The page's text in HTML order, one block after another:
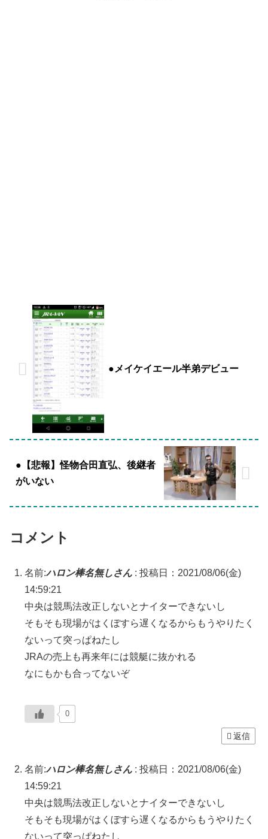
●メイケイエール半弟デビュー
●【悲報】怪物合田直弘、後継者
がいない
コメント
名前:ハロン棒名無しさん : 投稿日：2021/08/06(金)
14:59:21
中央は競馬法改正しないとナイターできないし
そもそも現場がはくぼすら遅くなるからもうやりたく
ないって突っぱねたし
JRAの売上も再来年には競艇に抜かれる
なにもかも合ってないぞ
0
返信
名前:ハロン棒名無しさん : 投稿日：2021/08/06(金)
14:59:21
中央は競馬法改正しないとナイターできないし
そもそも現場がはくぼすら遅くなるからもうやりたく
ないって突っぱねたし